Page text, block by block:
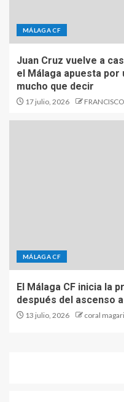
MÁLAGA CF
Juan Cruz vuelve a
el Málaga apuesta por
mucho que decir
17 julio, 2026
MÁLAGA CF
El Málaga CF inicia la
después del ascenso
13 julio, 2026 coral